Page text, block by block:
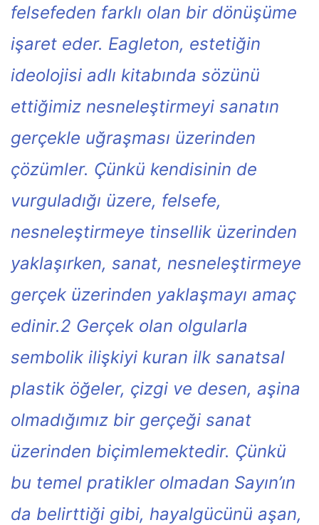
felsefeden farklı olan bir dönüşüme
işaret eder. Eagleton, estetiğin
ideolojisi adlı kitabında sözünü
ettiğimiz nesneleştirmeyi sanatın
gerçekle uğraşması üzerinden
çözümler. Çünkü kendisinin de
vurguladığı üzere, felsefe,
nesneleştirmeye tinsellik üzerinden
yaklaşırken, sanat, nesneleştirmeye
gerçek üzerinden yaklaşmayı amaç
edinir.2 Gerçek olan olgularla
sembolik ilişkiyi kuran ilk sanatsal
plastik öğeler, çizgi ve desen, aşina
olmadığımız bir gerçeği sanat
üzerinden biçimlemektedir. Çünkü
bu temel pratikler olmadan Sayın’ın
da belirttiği gibi, hayalgücünü aşan,